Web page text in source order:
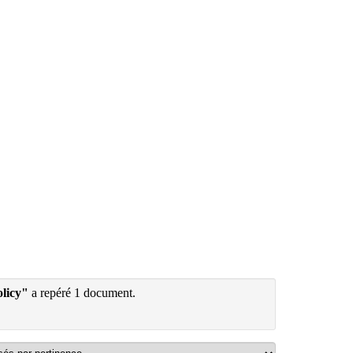
a repéré 1 document.